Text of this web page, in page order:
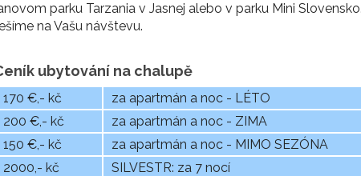
parku Tarzania v Jasnej alebo v parku Mini
na Vašu návštevu.
ubytování na chalupě
170 €,- kč
za apartmán a noc - LÉTO
200 €,- kč
za apartmán a noc - ZIMA
150 €,- kč
za apartmán a noc - MIMO SEZÓNA
2000,- kč
SILVESTR: za 7 nocí